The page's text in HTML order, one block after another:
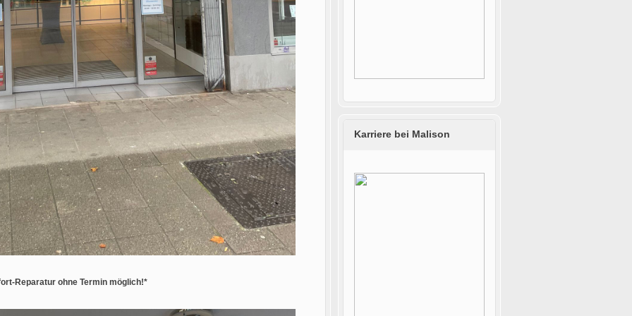
Reparatur ohne Termin möglich!*
Karriere bei Malison